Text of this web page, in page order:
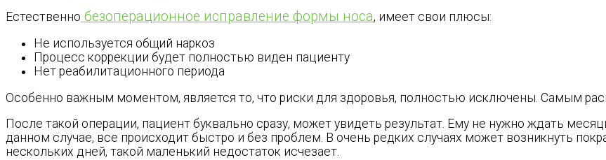
Естественно безоперационное исправление формы носа, имеет свои плюсы:
Не используется общий наркоз
Процесс коррекции будет полностью виден пациенту
Нет реабилитационного периода
Особенно важным моментом, является то, что риски для здоровья, полностью исключены. Самым
После такой операции, пациент буквально сразу, может увидеть результат. Ему не нужно ждать
данном случае, все происходит быстро и без проблем. В очень редких случаях может возникнуть
нескольких дней, такой маленький недостаток исчезает.